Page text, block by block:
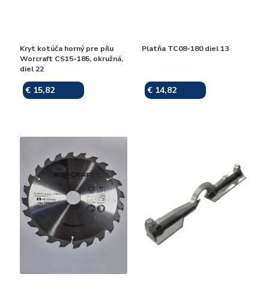
Kryt kotúča horný pre pílu
Worcraft CS15-185, okružná,
diel 22
€ 15,82
Platňa TC08-180 diel 13
€ 14,82